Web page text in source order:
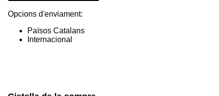
Opcions d'enviament:
Països Catalans
Internacional